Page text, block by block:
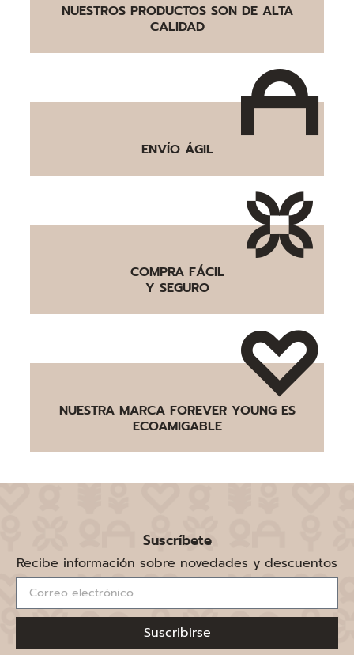
NUESTROS PRODUCTOS SON DE ALTA
CALIDAD
ENVÍO ÁGIL
COMPRA FÁCIL
Y SEGURO
NUESTRA MARCA FOREVER YOUNG ES
ECOAMIGABLE
Suscríbete
Recibe información sobre novedades y descuentos
Suscribirse